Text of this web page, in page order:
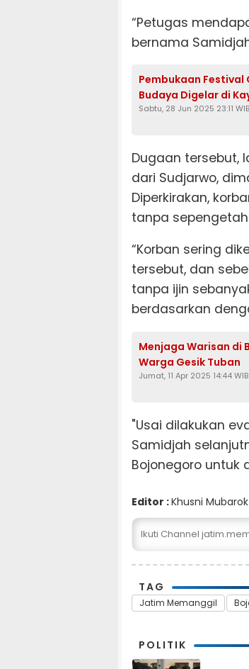
“Petugas
bernama
Pembukaan
Budaya Digelar di
Sabtu, 28 Jun 2025 23:11 WIB
Dugaan tersebut,
dari Sudjarwo,
Diperkirakan,
tanpa
“Korban sering
tersebut, dan
tanpa ijin
berdasarkan
Menjaga Warisan di
Warga Gesik Tuban
Jumat, 11 Apr 2025 14:44 WIB
"Usai dilakukan
Samidjah
Bojonegoro untuk
Editor :Khusni Mubarok
Ikuti Channel
TAG
Jatim Memanggil
POLITIK